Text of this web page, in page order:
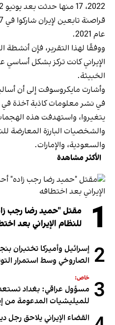
عام 2021.
ووفقًا لهذا التقرير، فإن أنشطة
الإيراني كانت تركز بشكل أساسي
الخبيثة.
وأشارت مايكروسوفت إلى أن
في نشر معلومات كاذبة آخذة
يتغيروا، واستهدفت هذه
والشخصيات البارزة المعارضة
والسعودية، والإمارات.
الأكثر مشاهدة
1
مقتل "حميد رضا رجب
للنظام الإيراني بعد
2 إسرائيل وأميركا تختبران
الصاروخي وسط استمرار
3 خاص:
مسؤول عراقي: بغداد
للميليشيات المدعومة من
القضاء الإيراني يلاحق رجل